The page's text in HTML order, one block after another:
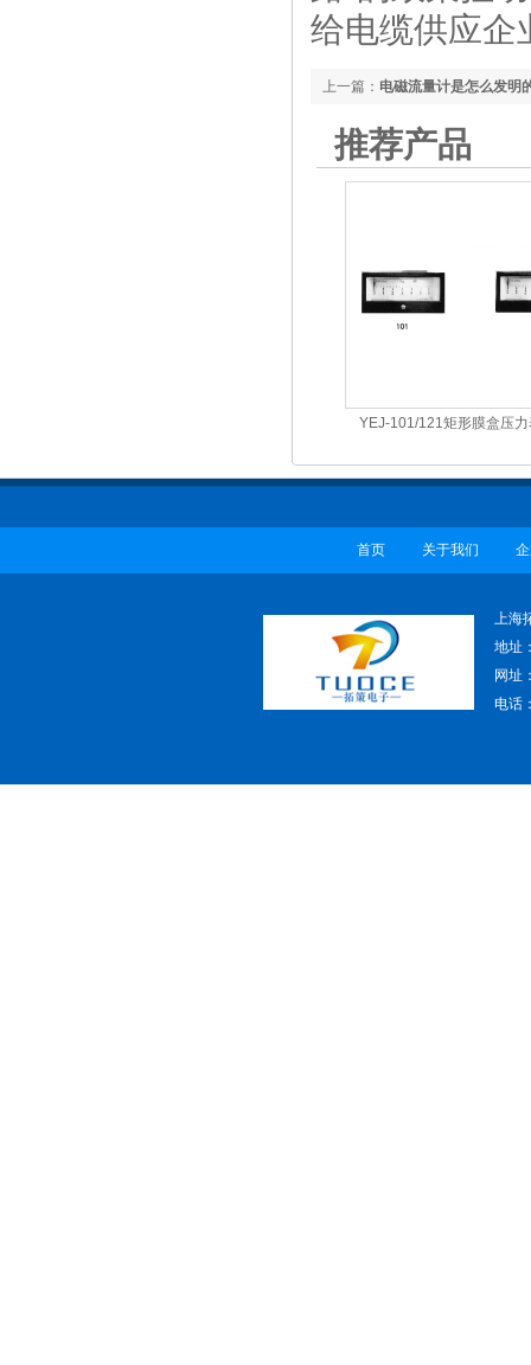
给电缆供应企
上一篇： 电磁流量计是怎么发明
推荐产品
YEJ-101/121矩形膜盒压
首页 关于我们
上海
地址
网址
电话